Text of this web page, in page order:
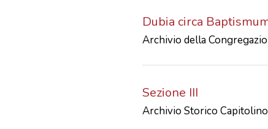
Dubia circa
Archivio della
Sezione III
Archivio Storico Capitolino